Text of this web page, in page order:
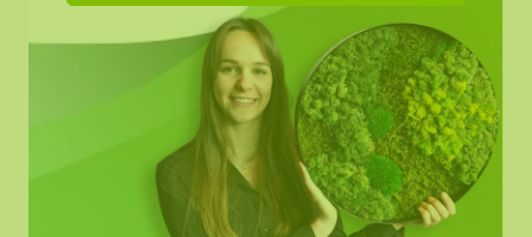
Unikat. Daher kann das Layout des gekauften
Moosbildes von dem ausgewählten Foto
abweichen. Sollten Sie eine andere Größe
benötigen? Bitte kontaktieren Sie uns unter
info@moosobjekt.de.